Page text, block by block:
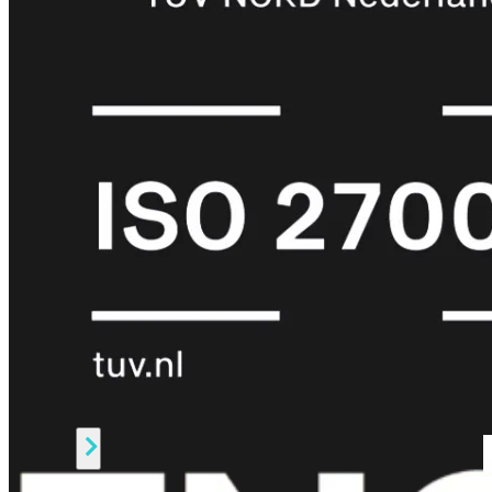
ProtectionEnterprise
Service
bekijken
FortiCareSecurity
BundelsSOC
a